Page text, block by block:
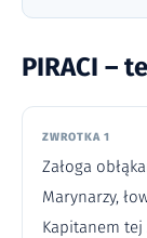
PIRACI –
ZWROTKA 1
Załoga
Marynarzy,
Kapitanem